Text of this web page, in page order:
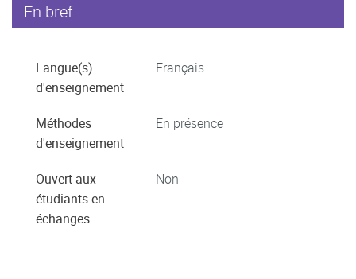
En bref
Langue(s)
d'enseignement
Français
Méthodes
d'enseignement
En présence
Ouvert aux
étudiants en
échanges
Non